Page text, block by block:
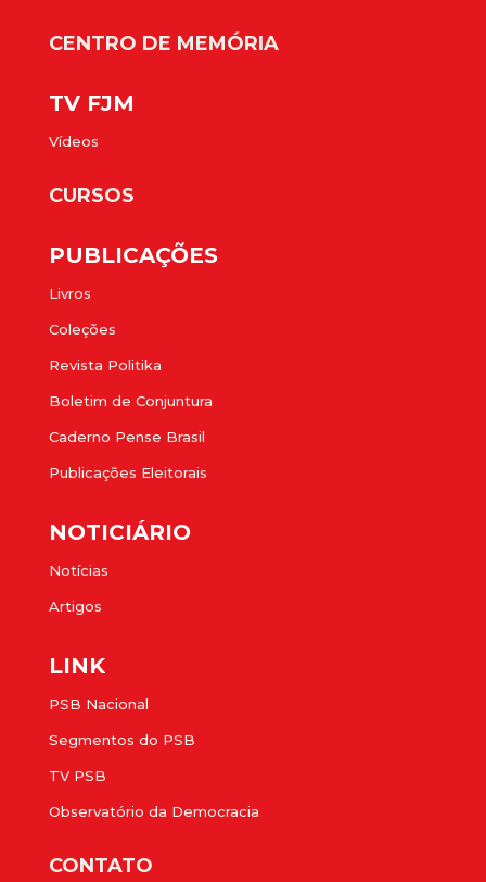
CENTRO DE MEMÓRIA
TV FJM
Vídeos
CURSOS
PUBLICAÇÕES
Livros
Coleções
Revista Politika
Boletim de Conjuntura
Caderno Pense Brasil
Publicações Eleitorais
NOTICIÁRIO
Notícias
Artigos
LINK
PSB Nacional
Segmentos do PSB
TV PSB
Observatório da Democracia
CONTATO